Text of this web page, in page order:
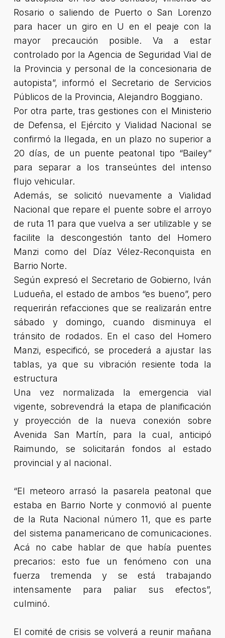
Rosario o saliendo de Puerto o San Lorenzo
para hacer un giro en U en el peaje con la
mayor precaución posible. Va a estar
controlado por la Agencia de Seguridad Vial de
la Provincia y personal de la concesionaria de
autopista”, informó el Secretario de Servicios
Públicos de la Provincia, Alejandro Boggiano.
Por otra parte, tras gestiones con el Ministerio
de Defensa, el Ejército y Vialidad Nacional se
confirmó la llegada, en un plazo no superior a
20 días, de un puente peatonal tipo “Bailey”
para separar a los transeúntes del intenso
flujo vehicular.
Además, se solicitó nuevamente a Vialidad
Nacional que repare el puente sobre el arroyo
de ruta 11 para que vuelva a ser utilizable y se
facilite la descongestión tanto del Homero
Manzi como del Díaz Vélez-Reconquista en
Barrio Norte.
Según expresó el Secretario de Gobierno, Iván
Ludueña, el estado de ambos “es bueno”, pero
requerirán refacciones que se realizarán entre
sábado y domingo, cuando disminuya el
tránsito de rodados. En el caso del Homero
Manzi, especificó, se procederá a ajustar las
tablas, ya que su vibración resiente toda la
estructura
Una vez normalizada la emergencia vial
vigente, sobrevendrá la etapa de planificación
y proyección de la nueva conexión sobre
Avenida San Martín, para la cual, anticipó
Raimundo, se solicitarán fondos al estado
provincial y al nacional.
“El meteoro arrasó la pasarela peatonal que
estaba en Barrio Norte y conmovió al puente
de la Ruta Nacional número 11, que es parte
del sistema panamericano de comunicaciones.
Acá no cabe hablar de que había puentes
precarios: esto fue un fenómeno con una
fuerza tremenda y se está trabajando
intensamente para paliar sus efectos”,
culminó.
El comité de crisis se volverá a reunir mañana